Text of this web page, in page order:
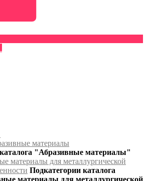
материалы
"Абразивные материалы"
материалы для металлургической
Подкатегории каталога
материалы для металлургической